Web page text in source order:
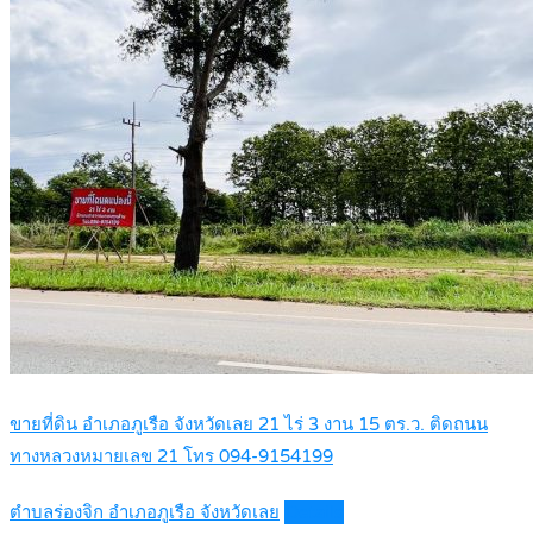
ขายที่ดิน อำเภอภูเรือ จังหวัดเลย 21 ไร่ 3 งาน 15 ตร.ว. ติดถนน
ทางหลวงหมายเลข 21 โทร 094-9154199
ตำบลร่องจิก อำเภอภูเรือ จังหวัดเลย